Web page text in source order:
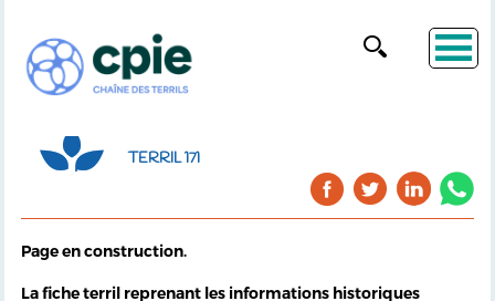
TERRIL 171
Page en construction.
La fiche terril reprenant les informations historiques